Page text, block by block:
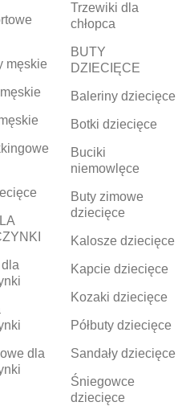
męskie
dla
Trzewiki dla
chłopca
BUTY
DZIECIĘCE
Baleriny dziecięce
Botki dziecięce
Buciki
niemowlęce
Buty zimowe
dziecięce
Kalosze dziecięce
Kapcie dziecięce
Kozaki dziecięce
Półbuty dziecięce
Sandały dziecięce
Śniegowce
dziecięce